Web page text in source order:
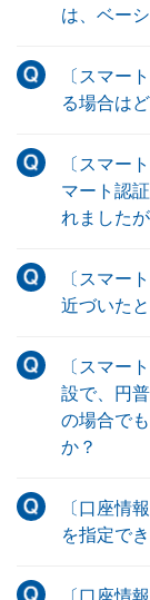
は、ベー
〔スマー
る場合は
〔スマー
マート認
れました
〔スマー
近づいた
〔スマー
設で、円
の場合で
か？
〔口座情
を指定で
〔口座情